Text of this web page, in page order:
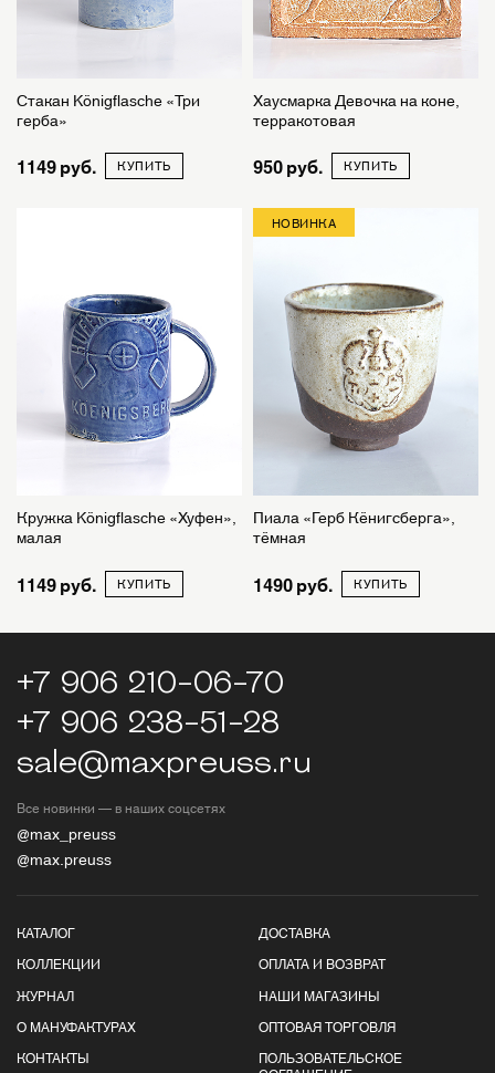
Стакан Königflasche «Три
герба»
1149 КУПИТЬ
Хаусмарка Девочка на коне,
терракотовая
950 КУПИТЬ
Кружка Königflasche «Хуфен»,
малая
1149 КУПИТЬ
НОВИНКА
Пиала «Герб Кёнигсберга»,
тёмная
1490 КУПИТЬ
+7 906 210-06-70
+7 906 238-51-28
sale@maxpreuss.ru
Все новинки — в наших соцсетях
@max_preuss
@max.preuss
КАТАЛОГ
КОЛЛЕКЦИИ
ЖУРНАЛ
О МАНУФАКТУРАХ
КОНТАКТЫ
ДОСТАВКА
ОПЛАТА И ВОЗВРАТ
НАШИ МАГАЗИНЫ
ОПТОВАЯ ТОРГОВЛЯ
ПОЛЬЗОВАТЕЛЬСКОЕ